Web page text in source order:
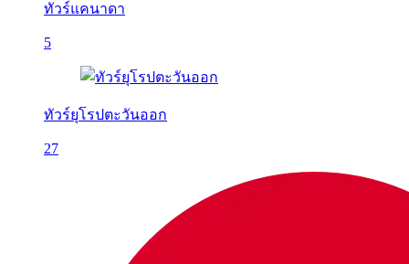
ทัวร์แคนาดา
5
ทัวร์ยุโรปตะวันออก
27